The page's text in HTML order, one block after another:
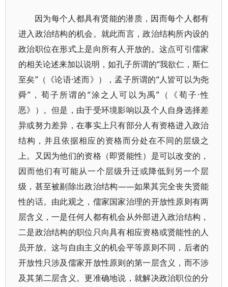
因为每个人都具有贤能的潜质，因而每个人都有
进入政治结构的机会。就此而言，政治结构所内设的
政治职位在形式上是向所有人开放的。这点可引儒家
的相关论述来加以说明，如孔子所谓的“我欲仁，斯仁
至矣”（《论语·述而》），孟子所谓的“人皆可以为尧
舜”，荀子所谓的“涂之人可以为禹”（《荀子·性
恶》）。但是，由于受环境影响以及个人自身选择差
异或努力差异，在事实上只有部分人有资格进入政治
结构，并且依据相应的资格而分处在不同的层级之
上。又因为他们的资格（即贤能性）是可以改变的，
因而他们有可能从一个层级升迁或降低到另一个层
级，甚至被剔除出政治结构——如果其完全丧失贤能
性的话。由此观之，儒家国家治理的开放性原则有两
层含义，一是任何人都有机会从外部进入政治结构，
二是政治结构的职位只向具有相应资格或贤能性的人
员开放。这与自由主义的机会平等原则不同，后者的
开放性只涉及儒家开放性原则的第一层含义，而不涉
及其第二层含义。更准确地说，就解决政治职位的分